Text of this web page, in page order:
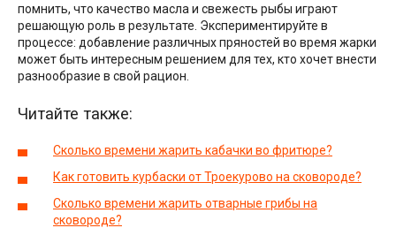
помнить, что качество масла и свежесть рыбы играют
решающую роль в результате. Экспериментируйте в
процессе: добавление различных пряностей во время жарки
может быть интересным решением для тех, кто хочет внести
разнообразие в свой рацион.
Читайте также:
Сколько времени жарить кабачки во фритюре?
Как готовить курбаски от Троекурово на сковороде?
Сколько времени жарить отварные грибы на
сковороде?